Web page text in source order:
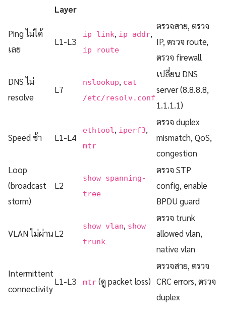
Layer
Ping ไม่ได้
เลย
L1-L3
ip link, ip addr,
ip route
ตรวจสาย, ตรวจ
IP, ตรวจ route,
ตรวจ firewall
DNS ไม่
resolve
L7
nslookup, cat
/etc/resolv.conf
เปลี่ยน DNS
server (8.8.8.8,
1.1.1.1)
Speed ช้า L1-L4
ethtool , iperf3,
mtr
ตรวจ duplex
mismatch, QoS,
congestion
Loop
(broadcast
storm)
L2
show spanning-
tree
ตรวจ STP
config, enable
BPDU guard
VLAN ไม่ผ่านL2
show vlan, show
trunk
ตรวจ trunk
allowed vlan,
native vlan
Intermittent
connectivity
L1-L3 mtr (ดู packet loss)
ตรวจสาย, ตรวจ
CRC errors, ตรวจ
duplex